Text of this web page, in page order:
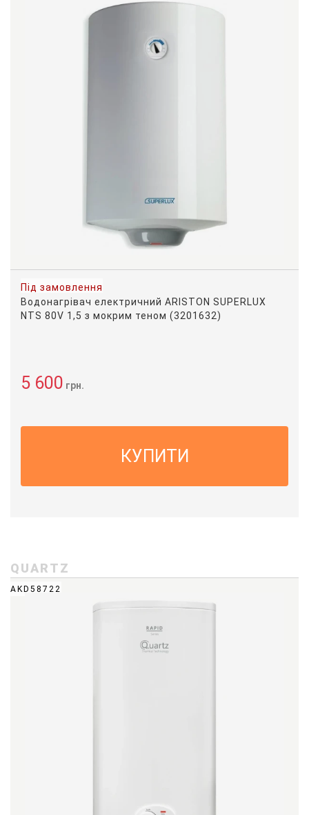
Під замовлення
Водонагрівач електричний ARISTON SUPERLUX
NTS 80V 1,5 з мокрим теном (3201632)
5 600 грн.
КУПИТИ
QUARTZ
AKD58722